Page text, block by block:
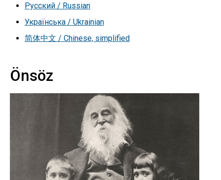
Русский / Russian
Українська / Ukrainian
简体中文 / Chinese, simplified
Önsöz